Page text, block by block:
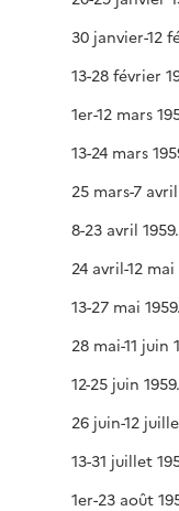
30 janvier-12
13-28 février
1er-12 mars
13-24 mars
25 mars-7 avril
8-23 avril 1959.
24 avril-12 mai
13-27 mai 1959.
28 mai-11 juin
12-25 juin 1959.
26 juin-12
13-31 juillet
1er-23 août